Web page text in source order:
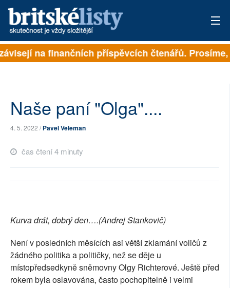
PŘIHLÁSIT
ARCHIV
ROZHOVORY
TÉMATA
PŘÍSPĚVKY NA PROVOZ
SOCIÁLNÍ SÍTĚ
RUBRIKY
na finančních příspěvcích čtenářů. Prosíme,
Naše paní "Olga"....
4. 5. 2022 /Pavel Veleman
čas čtení 4 minuty
Kurva drát, dobrý den….(Andrej Stankovič)
Není v posledních měsících asi větší zklamání voličů z
žádného politika a političky, než se děje u
místopředsedkyně sněmovny Olgy Richterové. Ještě před
rokem byla oslavována, často pochopitelně i velmi